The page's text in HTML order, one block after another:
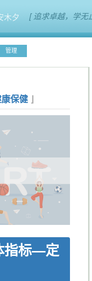
[ 追求卓越，学无
管理
保健
指标—定